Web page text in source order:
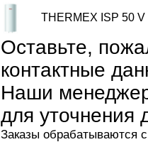
THERMEX ISP 50 V
Оставьте,
контактные
Наши
для уточнения
Заказы обрабатываются